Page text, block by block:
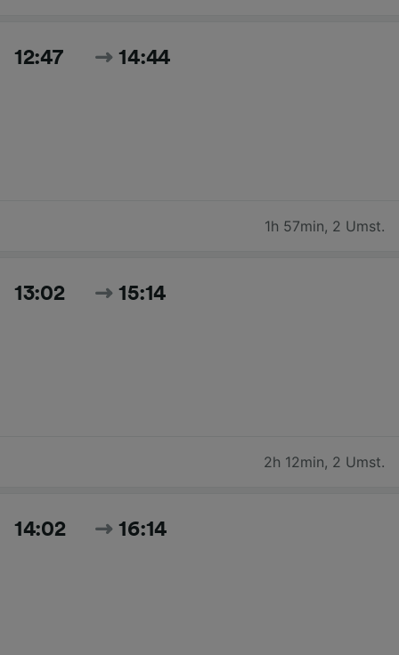
12:47 14:44
1h 57min, 2 Umst.
13:02 15:14
2h 12min, 2 Umst.
14:02 16:14